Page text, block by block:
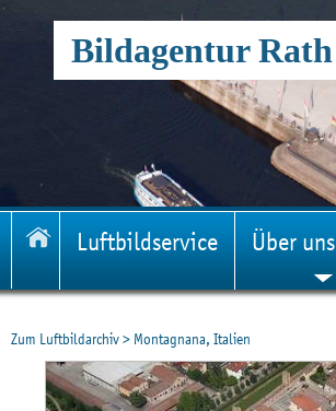
Bildagentur Rath
Luftbildservice Über uns
Zum Luftbildarchiv> Montagnana, Italien